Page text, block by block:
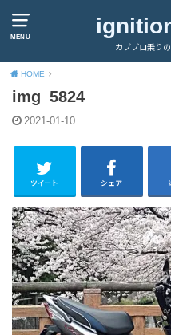
MENU
カブプロ乗り
HOME
img_5824
2021-01-10
ツイート シェア